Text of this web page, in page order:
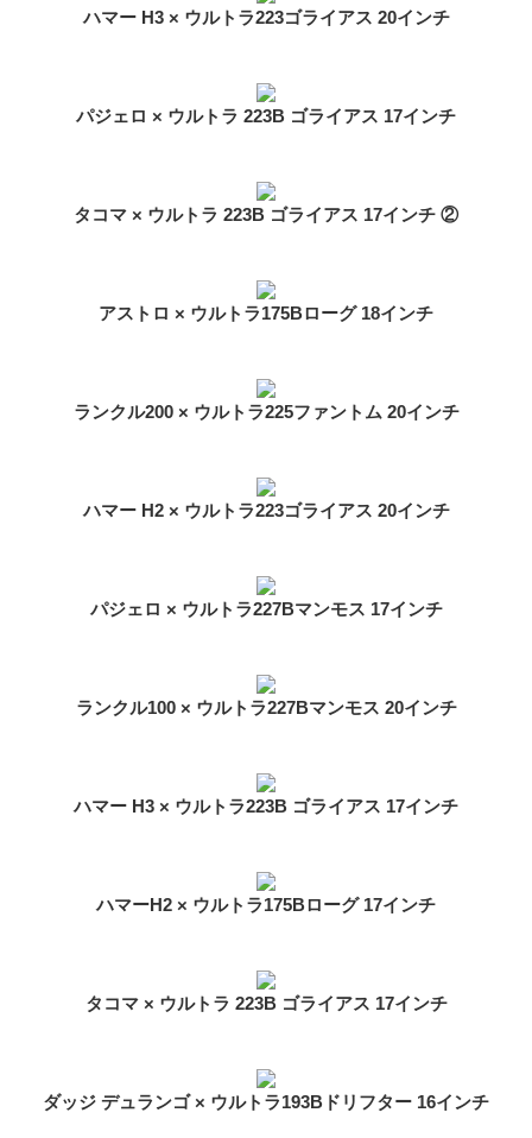
ハマー H3 × ウルトラ223ゴライアス 20インチ
パジェロ × ウルトラ 223B ゴライアス 17インチ
タコマ × ウルトラ 223B ゴライアス 17インチ ②
アストロ × ウルトラ175Bローグ 18インチ
ランクル200 × ウルトラ225ファントム 20インチ
ハマー H2 × ウルトラ223ゴライアス 20インチ
パジェロ × ウルトラ227Bマンモス 17インチ
ランクル100 × ウルトラ227Bマンモス 20インチ
ハマー H3 × ウルトラ223B ゴライアス 17インチ
ハマーH2 × ウルトラ175Bローグ 17インチ
タコマ × ウルトラ 223B ゴライアス 17インチ
ダッジ デュランゴ × ウルトラ193Bドリフター 16インチ